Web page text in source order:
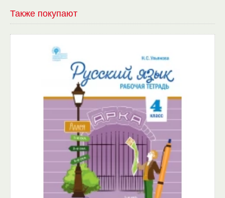
Также покупают